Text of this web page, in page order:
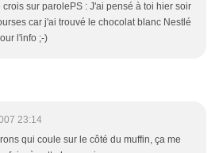
crois sur parolePS : J'ai pensé à toi hier soir
car j'ai trouvé le chocolat blanc Nestlé
l'info ;-)
23:14
qui coule sur le côté du muffin, ça me